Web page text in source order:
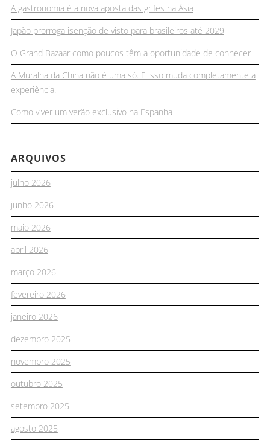
A gastronomia é a nova aposta das grifes na Ásia
Japão prorroga isenção de visto para brasileiros até 2029
O Grand Bazaar como poucos têm a oportunidade de conhecer
A Muralha da China não é uma só. E isso muda completamente a
experiência.
Como viver um verão exclusivo na Espanha
ARQUIVOS
julho 2026
junho 2026
maio 2026
abril 2026
março 2026
fevereiro 2026
janeiro 2026
dezembro 2025
novembro 2025
outubro 2025
setembro 2025
agosto 2025